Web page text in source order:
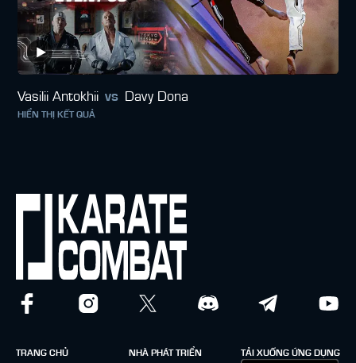
Vasilii Antokhii vs Davy Dona
HIỂN THỊ KẾT QUẢ
TRANG CHỦ NHÀ PHÁT TRIỂN TẢI XUỐNG ỨNG DỤNG